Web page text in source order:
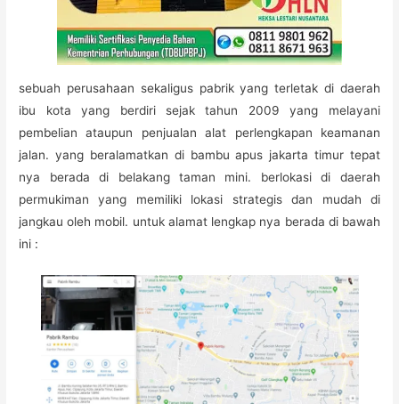
sebuah perusahaan sekaligus pabrik yang terletak di daerah
ibu kota yang berdiri sejak tahun 2009 yang melayani
pembelian ataupun penjualan alat perlengkapan keamanan
jalan. yang beralamatkan di bambu apus jakarta timur tepat
nya berada di belakang taman mini. berlokasi di daerah
permukiman yang memiliki lokasi strategis dan mudah di
jangkau oleh mobil. untuk alamat lengkap nya berada di bawah
ini :